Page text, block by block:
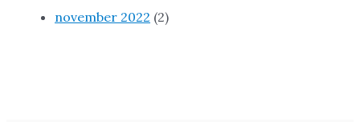
november 2022 (2)